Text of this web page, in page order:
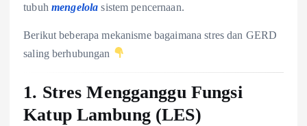
tubuh mengelola sistem pencernaan.
Berikut beberapa mekanisme bagaimana stres dan GERD
saling berhubungan
1. Stres Mengganggu Fungsi
Katup Lambung (LES)